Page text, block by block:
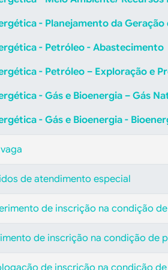
- Planejamento da Geração
- Petróleo - Abastecimento
- Petróleo – Exploração e
- Gás e Bioenergia – Gás
- Gás e Bioenergia -
de atendimento especial
de inscrição na condição
de inscrição na condição de
de inscrição na condição